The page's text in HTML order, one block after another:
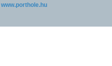
www.porthole.hu